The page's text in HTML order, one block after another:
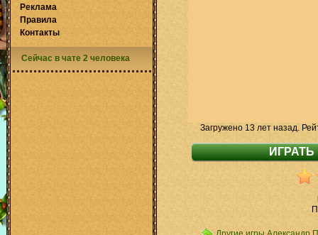
Загружено 13 лет назад.
Реклама
Правила
Контакты
Сейчас в чате 2 человека